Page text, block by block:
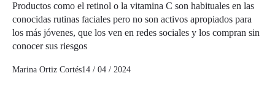
Productos como el retinol o la vitamina C son habituales en las
conocidas rutinas faciales pero no son activos apropiados para
los más jóvenes, que los ven en redes sociales y los compran sin
conocer sus riesgos
Marina Ortiz Cortés14 / 04 / 2024